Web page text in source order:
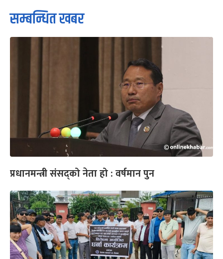
सम्बन्धित खबर
प्रधानमन्त्री संसद्को नेता हो : वर्षमान पुन